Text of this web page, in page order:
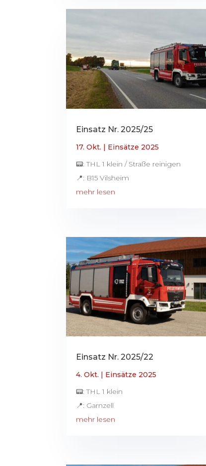
Einsatz Nr. 2025/25
17. Okt. | Einsätze 2025
📟: THL 1 klein / Straße reinigen
📍: B15 Vilsheim
mehr lesen
Einsatz Nr. 2025/22
4. Okt. | Einsätze 2025
📟: THL 1 klein
📍: Garnzell
mehr lesen